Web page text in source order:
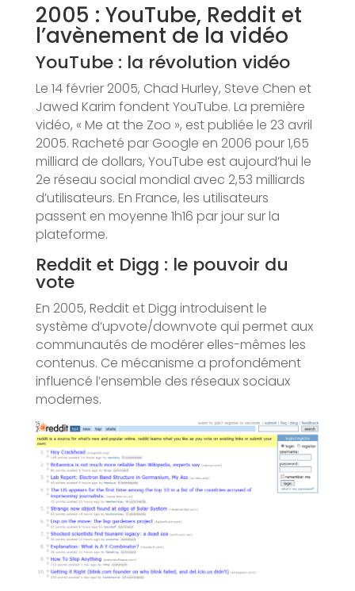
2005 : YouTube, Reddit et
l’avènement de la vidéo
YouTube : la révolution vidéo
Le 14 février 2005, Chad Hurley, Steve Chen et
Jawed Karim fondent YouTube. La première
vidéo, « Me at the Zoo », est publiée le 23 avril
2005. Racheté par Google en 2006 pour 1,65
milliard de dollars, YouTube est aujourd’hui le
2e réseau social mondial avec 2,53 milliards
d’utilisateurs. En France, les utilisateurs
passent en moyenne 1h16 par jour sur la
plateforme.
Reddit et Digg : le pouvoir du
vote
En 2005, Reddit et Digg introduisent le
système d’upvote/downvote qui permet aux
communautés de modérer elles-mêmes les
contenus. Ce mécanisme a profondément
influencé l’ensemble des réseaux sociaux
modernes.